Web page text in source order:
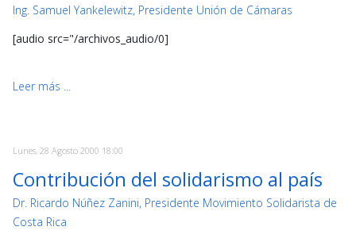
Ing. Samuel Yankelewitz, Presidente Unión de Cámaras
[audio src="/archivos_audio/0]
Leer más ...
Lunes, 28 Agosto 2000 18:00
Contribución del solidarismo al país
Dr. Ricardo Núñez Zanini, Presidente Movimiento Solidarista de
Costa Rica